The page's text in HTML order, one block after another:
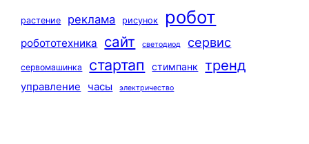
растение реклама рисунок робот
робототехника сайт светодиод сервис
сервомашинка стартап стимпанк тренд
управление часы электричество